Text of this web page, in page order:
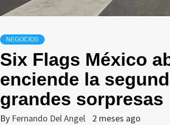
NEGOCIOS
Six Flags México
enciende la
grandes sorpresas
By Fernando Del Angel 2 meses ago